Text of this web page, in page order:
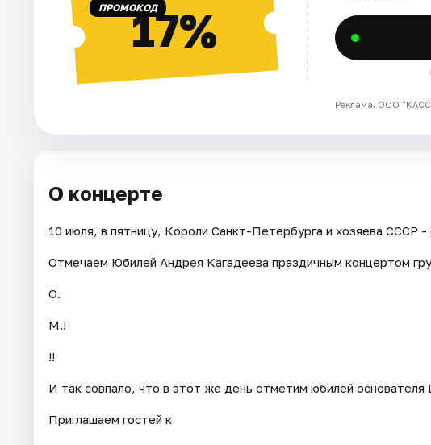
ПРОМОКОД17%
Реклама. ООО
О концерте
10 июля, в пятницу, Короли Санкт-Петербурга и хозяева СССР -
Отмечаем Юбилей Андрея Кагадеева праздичным концертом
О.
М.!
!!
И так совпало, что в этот же день отметим юбилей
Приглашаем гостей к